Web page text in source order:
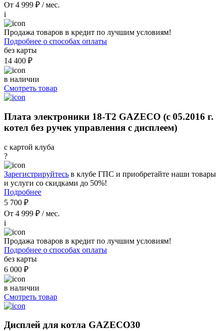
От 4 999 ₽ / мес.
i
Продажа товаров в кредит по лучшим условиям!
Подробнее о способах оплаты
без карты
14 400 ₽
в наличии
Смотреть товар
Плата электроники 18-Т2 GAZECO (с 05.2016 г.
котел без ручек управления с дисплеем)
с картой клуба
?
Зарегистрируйтесь в клубе ГПС и приобретайте наши товары
и услуги со скидками до 50%!
Подробнее
5 700 ₽
От 4 999 ₽ / мес.
i
Продажа товаров в кредит по лучшим условиям!
Подробнее о способах оплаты
без карты
6 000 ₽
в наличии
Смотреть товар
Дисплей для котла GAZECO30